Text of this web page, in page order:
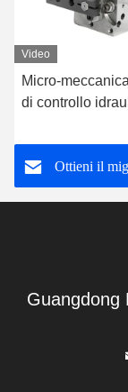
Video
Micro-
di controllo
di industrie
Ottieni il
Guangdong